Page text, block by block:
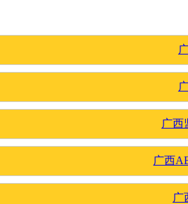
广西
广西
广